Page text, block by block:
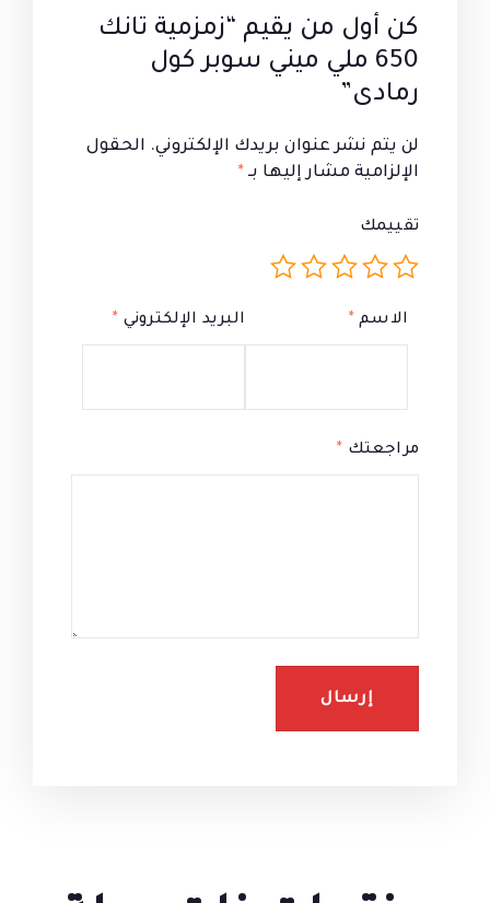
كن أول من يقيم “زمزمية تانك
650 ملي ميني سوبر كول
رمادى”
لن يتم نشر عنوان بريدك الإلكتروني. الحقول
الإلزامية مشار إليها بـ *
تقييمك
مراجعتك *
الاسم * البريد الإلكتروني *